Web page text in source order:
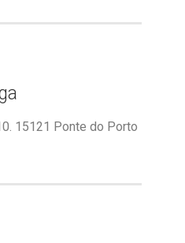
15121 Ponte do Porto